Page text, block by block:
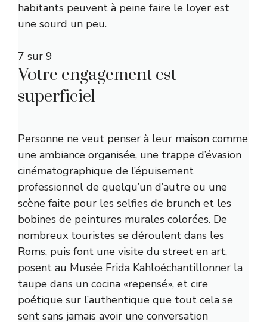
habitants peuvent à peine faire le loyer est
une sourd un peu.
7 sur 9
Votre engagement est
superficiel
Personne ne veut penser à leur maison comme
une ambiance organisée, une trappe d’évasion
cinématographique de l’épuisement
professionnel de quelqu’un d’autre ou une
scène faite pour les selfies de brunch et les
bobines de peintures murales colorées. De
nombreux touristes se déroulent dans les
Roms, puis font une visite du street en art,
posent au Musée Frida Kahloéchantillonner la
taupe dans un cocina «repensé», et cire
poétique sur l’authentique que tout cela se
sent sans jamais avoir une conversation